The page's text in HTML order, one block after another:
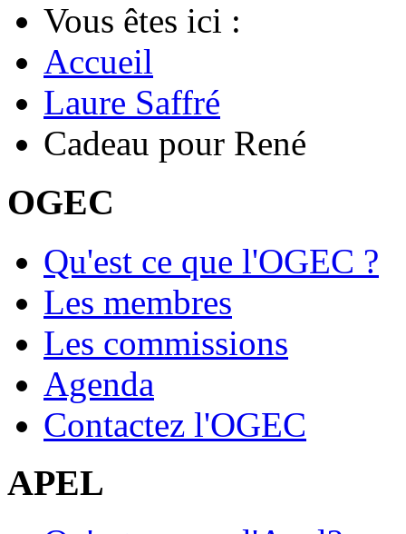
Vous êtes ici :
Accueil
Laure Saffré
Cadeau pour René
OGEC
Qu'est ce que l'OGEC ?
Les membres
Les commissions
Agenda
Contactez l'OGEC
APEL